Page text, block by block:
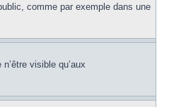
comme par exemple dans une
n’être visible qu’aux